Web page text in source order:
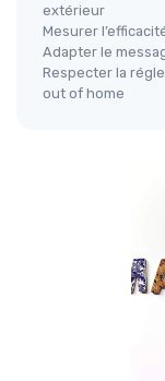
extérieur
Mesurer
Adapter le
Respecter la
out of home